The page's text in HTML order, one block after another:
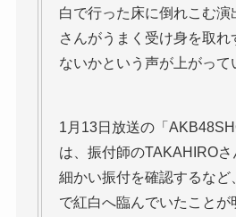
白で行った床に倒れこむ演
さんがうまく受け身を取れ
ないかという声が上がって
1月13日放送の「
は、振付師のTAKAHIRO
細かい振付を確認するなど
で紅白へ臨んでいたことが